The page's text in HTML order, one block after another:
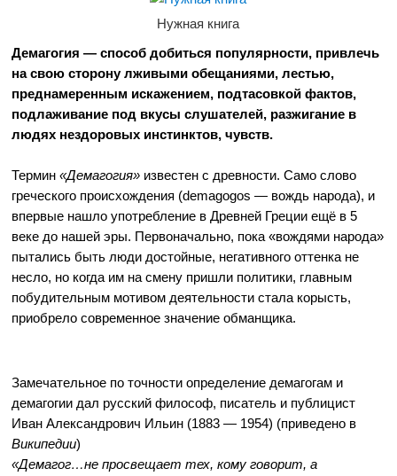
Нужная книга
Демагогия — способ добиться популярности, привлечь
на свою сторону лживыми обещаниями, лестью,
преднамеренным искажением, подтасовкой фактов,
подлаживание под вкусы слушателей, разжигание в
людях нездоровых инстинктов, чувств.
Термин«Демагогия» известен с древности. Само слово
греческого происхождения (demagogos — вождь народа), и
впервые нашло употребление в Древней Греции ещё в 5
веке до нашей эры. Первоначально, пока «вождями народа»
пытались быть люди достойные, негативного оттенка не
несло, но когда им на смену пришли политики, главным
побудительным мотивом деятельности стала корысть,
приобрело современное значение обманщика.
Замечательное по точности определение демагогам и
демагогии дал русский философ, писатель и публицист
Иван Александрович Ильин (1883 — 1954) (приведено в
Википедии)
«Демагог…не просвещает тех, кому говорит, а